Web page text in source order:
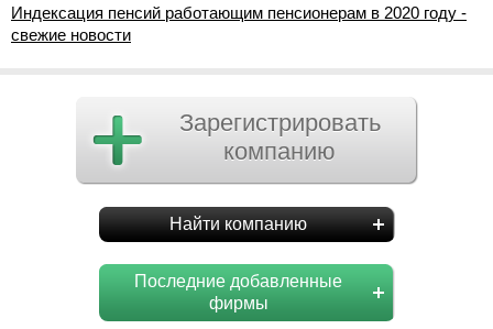
Индексация пенсий работающим пенсионерам в 2020 году -
свежие новости
Зарегистрировать
компанию
Найти компанию
Последние добавленные
фирмы